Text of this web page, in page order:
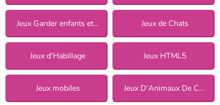
Jeux Garder enfants et animaux Jeux de Chats
Jeux d'Habillage Jeux HTML5
Jeux mobiles Jeux D'Animaux De Compagnie